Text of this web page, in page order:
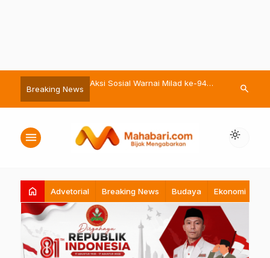
Breaking News
Iduladha 1447 H
Aksi Sosial Warnai Milad ke-94
Bassam
search
menu light_mode
home Advetorial Breaking News Budaya Ekonomi